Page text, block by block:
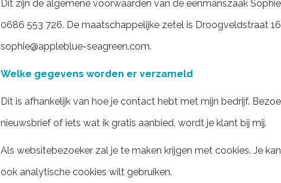
Dit zijn de algemene voorwaarden van de eenmanszaak
0686 553 726. De maatschappelijke zetel is Droogveldstraat
sophie@appleblue-seagreen.com.
Welke gegevens worden er verzameld
Dit is afhankelijk van hoe je contact hebt met mijn bedrijf.
nieuwsbrief of iets wat ik gratis aanbied, wordt je klant bij mij.
Als websitebezoeker zal je te maken krijgen met cookies. Je
ook analytische cookies wilt gebruiken.